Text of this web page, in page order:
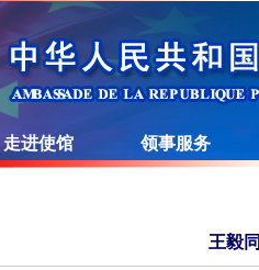
走进使馆 领事服务
王毅